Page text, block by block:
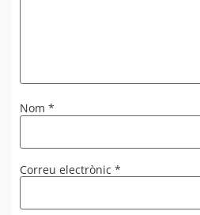
Nom *
Correu electrònic *